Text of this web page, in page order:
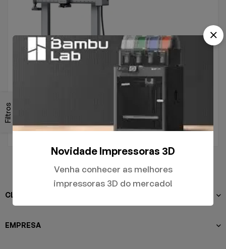
Filtros
CLIENTES
EMPRESA
Novidade Impressoras 3D
Venha conhecer as melhores
impressoras 3D do mercado!